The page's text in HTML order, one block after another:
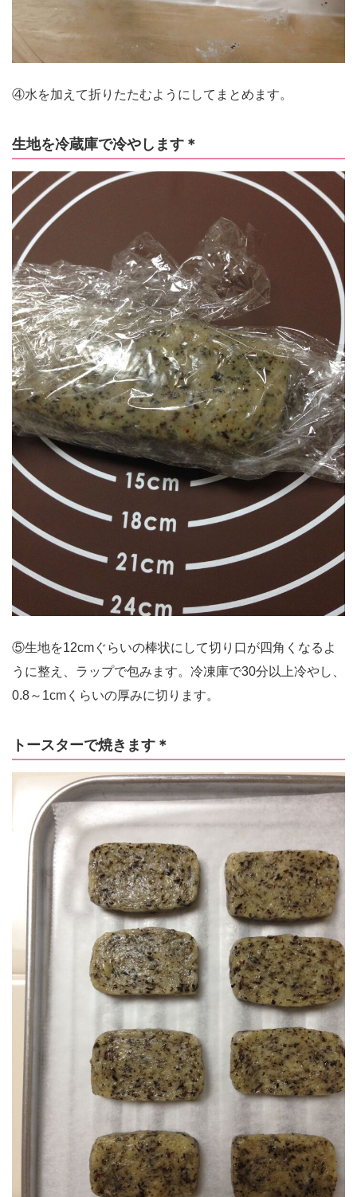
④水を加えて折りたたむようにしてまとめます。
生地を冷蔵庫で冷やします＊
⑤生地を12cmぐらいの棒状にして切り口が四角くなるよ
うに整え、ラップで包みます。冷凍庫で30分以上冷やし、
0.8～1cmくらいの厚みに切ります。
トースターで焼きます＊